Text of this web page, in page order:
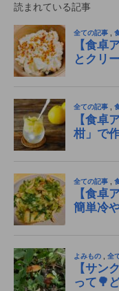
読まれている記事